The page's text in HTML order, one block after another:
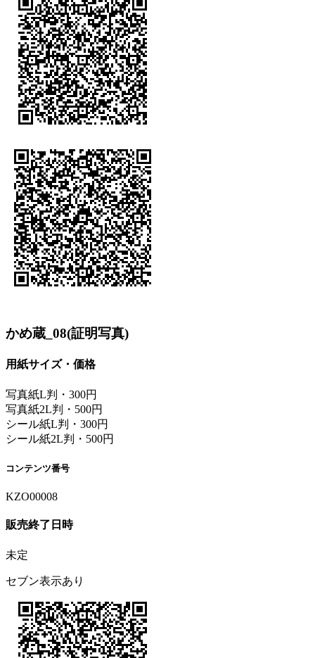
かめ蔵_08(証明写真)
用紙サイズ・価格
写真紙L判・300円
写真紙2L判・500円
シール紙L判・300円
シール紙2L判・500円
コンテンツ番号
KZO00008
販売終了日時
未定
セブン表示あり